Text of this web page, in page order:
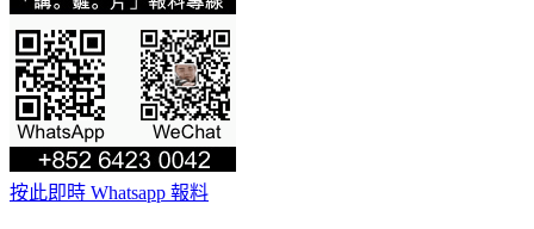
按此即時 Whatsapp 報料